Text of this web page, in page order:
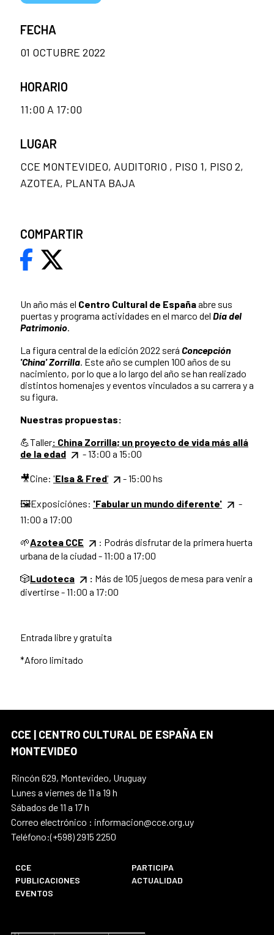
Un año más el Centro Cultural de Españaabre sus
puertas y programa actividades en el marco del Día del
Patrimonio.
La figura central de la edición 2022 será Concepción
'China' Zorrilla. Este año se cumplen 100 años de su
nacimiento, por lo que a lo largo del año se han realizado
distintos homenajes y eventos vinculados a su carrera y a
su figura.
Nuestras propuestas:
💪Taller: China Zorrilla; un proyecto de vida más allá
de la edad
- 13:00 a 15:00
🎥Cine: 'Elsa & Fred' - 15:00 hs
🖼️Exposiciónes: 'Fabular un mundo diferente'
-
11:00 a 17:00
🌱Azotea CCE
: Podrás disfrutar de la primera huerta
urbana de la ciudad - 11:00 a 17:00
🎲Ludoteca : Más de 105 juegos de mesa para venir a
divertirse - 11:00 a 17:00
Entrada libre y gratuita
*Aforo limitado
FECHA
01 OCTUBRE 2022
HORARIO
11:00 A 17:00
LUGAR
CCE MONTEVIDEO, AUDITORIO , PISO 1, PISO 2,
AZOTEA, PLANTA BAJA
COMPARTIR
CCE | CENTRO CULTURAL DE ESPAÑA EN
MONTEVIDEO
Rincón 629, Montevideo, Uruguay
Lunes a viernes de 11 a 19 h
Sábados de 11 a 17 h
Correo electrónico : informacion@cce.org.uy
Teléfono:(+598) 2915 2250
CCE
PARTICIPA
PUBLICACIONES
ACTUALIDAD
EVENTOS